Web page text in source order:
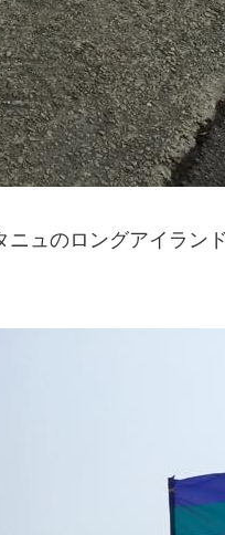
ュのロングアイラン